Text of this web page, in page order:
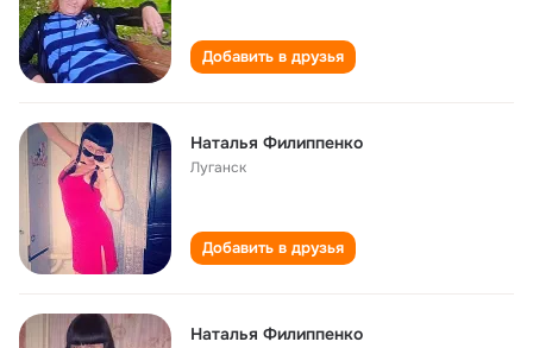
Добавить в друзья
Наталья Филиппенко
Луганск
Добавить в друзья
Наталья Филиппенко